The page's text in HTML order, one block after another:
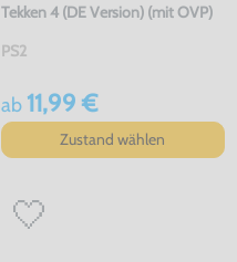
Tekken 4 (DE Version) (mit OVP)
PS2
ab 11,99 €
Zustand wählen